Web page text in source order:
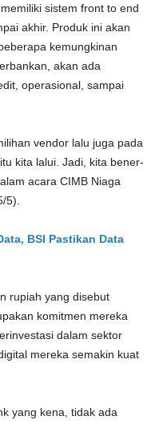
sistem front to end
akhir. Produk ini akan
kemungkinan
akan ada
operasional, sampai
vendor lalu juga pada
kita lalui. Jadi, kita bener-
acara CIMB Niaga
5).
BSI Pastikan Data
rupiah yang disebut
komitmen mereka
dalam sektor
mereka semakin kuat
yang kena, tidak ada